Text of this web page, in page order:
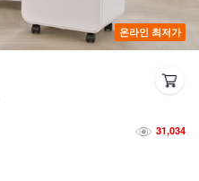
온라인 최저가
31,034